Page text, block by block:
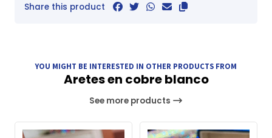
Share this product
YOU MIGHT BE INTERESTED IN OTHER PRODUCTS FROM
Aretes en cobre blanco
See more products